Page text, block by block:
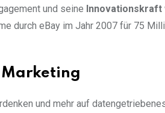
und seine Innovationskraft
durch eBay im Jahr 2007 für 75
Marketing
und mehr auf